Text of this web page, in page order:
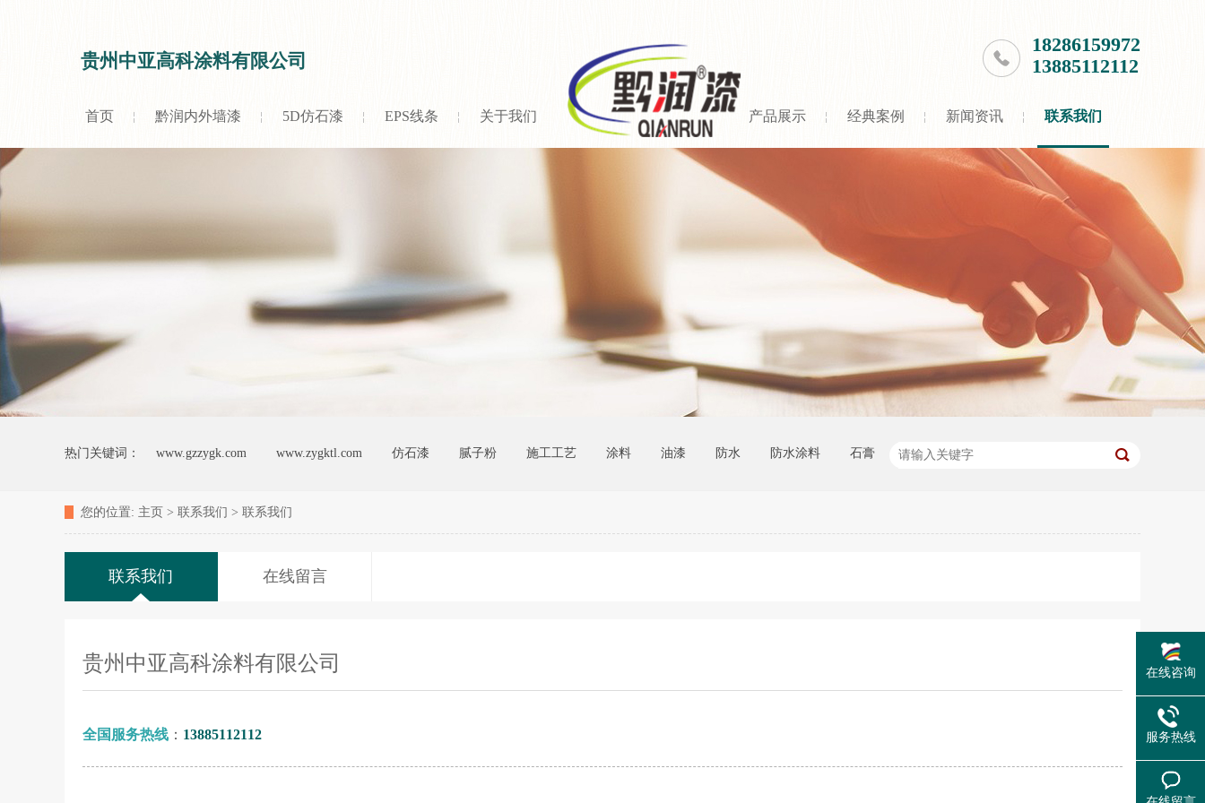
贵州中亚高科涂料有限公司
18286159972
13885112112
首页 黔润内外墙漆 5D仿石漆 EPS线条 关于我们 产品展示 经典案例 新闻资讯 联系我们
热门关键词： www.gzzygk.com www.zygktl.com 仿石漆 腻子粉 施工工艺 涂料 油漆 防水 防水涂料 石膏
您的位置: 主页 > 联系我们 > 联系我们
联系我们 在线留言
贵州中亚高科涂料有限公司
全国服务热线 ： 13885112112
在线咨询
服务热线